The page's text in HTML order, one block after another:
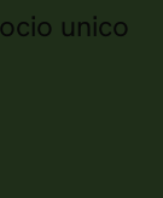
unico